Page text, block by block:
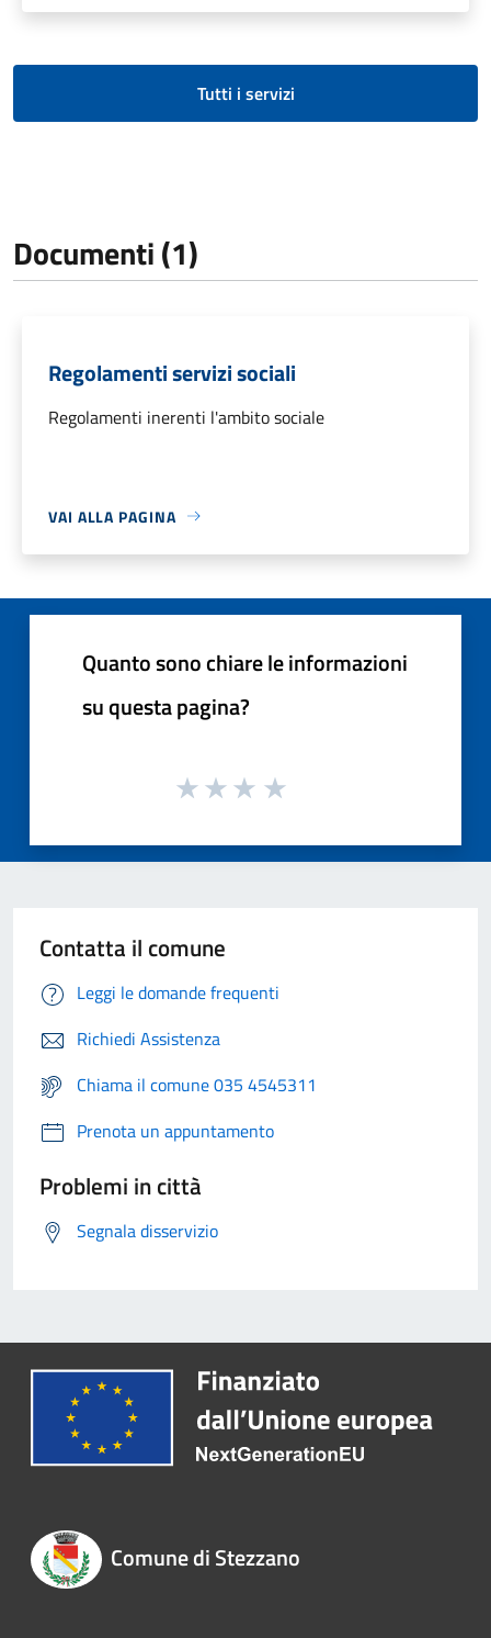
Tutti i servizi
Documenti (1)
Regolamenti servizi sociali
Regolamenti inerenti l'ambito sociale
VAI ALLA PAGINA
Quanto sono chiare le informazioni
su questa pagina?
Contatta il comune
Leggi le domande frequenti
Richiedi Assistenza
Chiama il comune 035 4545311
Prenota un appuntamento
Problemi in città
Segnala disservizio
Comune di Stezzano